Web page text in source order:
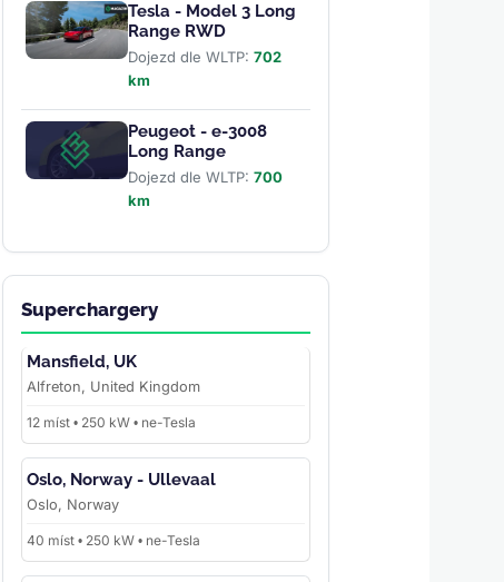
Tesla - Model 3 Long
Range RWD
Dojezd dle WLTP: 702
km
Peugeot - e-3008
Long Range
Dojezd dle WLTP: 700
km
Superchargery
Mansfield, UK
Alfreton, United Kingdom
12 míst • 250 kW • ne-Tesla
Oslo, Norway - Ullevaal
Oslo, Norway
40 míst • 250 kW • ne-Tesla